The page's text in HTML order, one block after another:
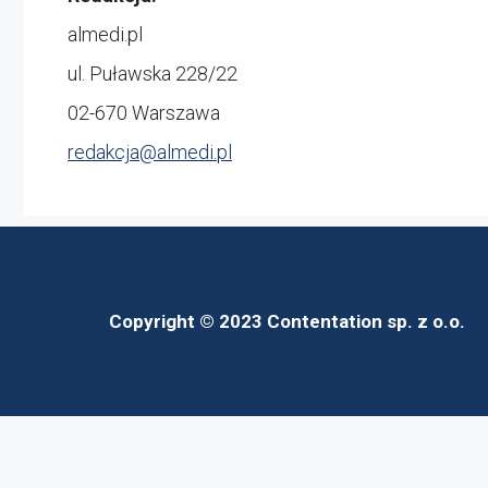
almedi.pl
ul. Puławska 228/22
02-670 Warszawa
redakcja@almedi.pl
Copyright © 2023 Contentation sp. z o.o.